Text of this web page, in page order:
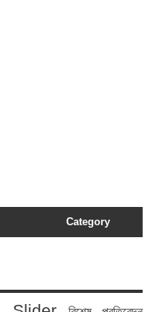
Category